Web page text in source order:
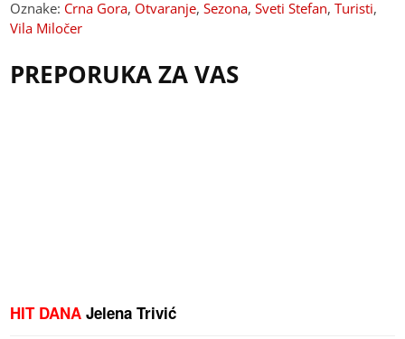
Oznake: Crna Gora, Otvaranje,Sezona,Sveti Stefan,Turisti,
Vila Miločer
PREPORUKA ZA VAS
HIT DANA Jelena Trivić